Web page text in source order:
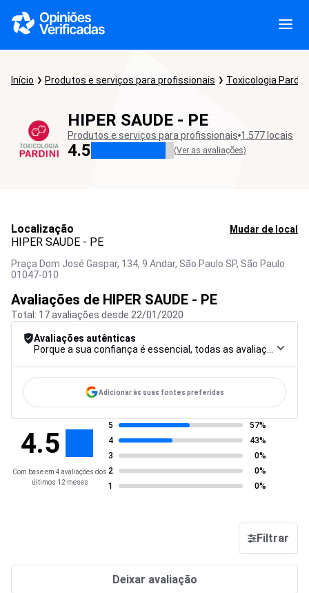
Início Produtos e serviços para profissionais Toxicologia Pardini
HIPER SAUDE - PE
Produtos e serviços para profissionais 1.577 locais
4.5 (Ver as avaliações)
Localização Mudar de local
HIPER SAUDE - PE
Praça Dom José Gaspar, 134, 9 Andar, São Paulo SP, São Paulo
01047-010
Avaliações de HIPER SAUDE - PE
Total: 17 avaliações desde 22/01/2020
Avaliações autênticas
Adicionar às suas fontes preferidas
4.5
Com base em 4 avaliações dos
últimos 12 meses
5
57%
4
43%
3
0%
2
0%
1
0%
Filtrar
Deixar avaliação